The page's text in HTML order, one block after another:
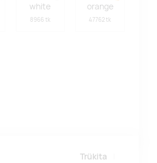
white
8966 tk
orange
47762 tk
Trükita